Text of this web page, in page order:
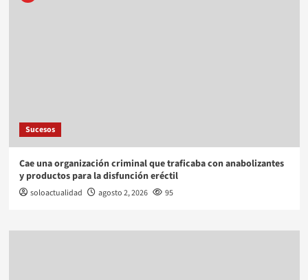
Sucesos
Cae una organización criminal que traficaba con anabolizantes
y productos para la disfunción eréctil
soloactualidad agosto 2, 2026 95